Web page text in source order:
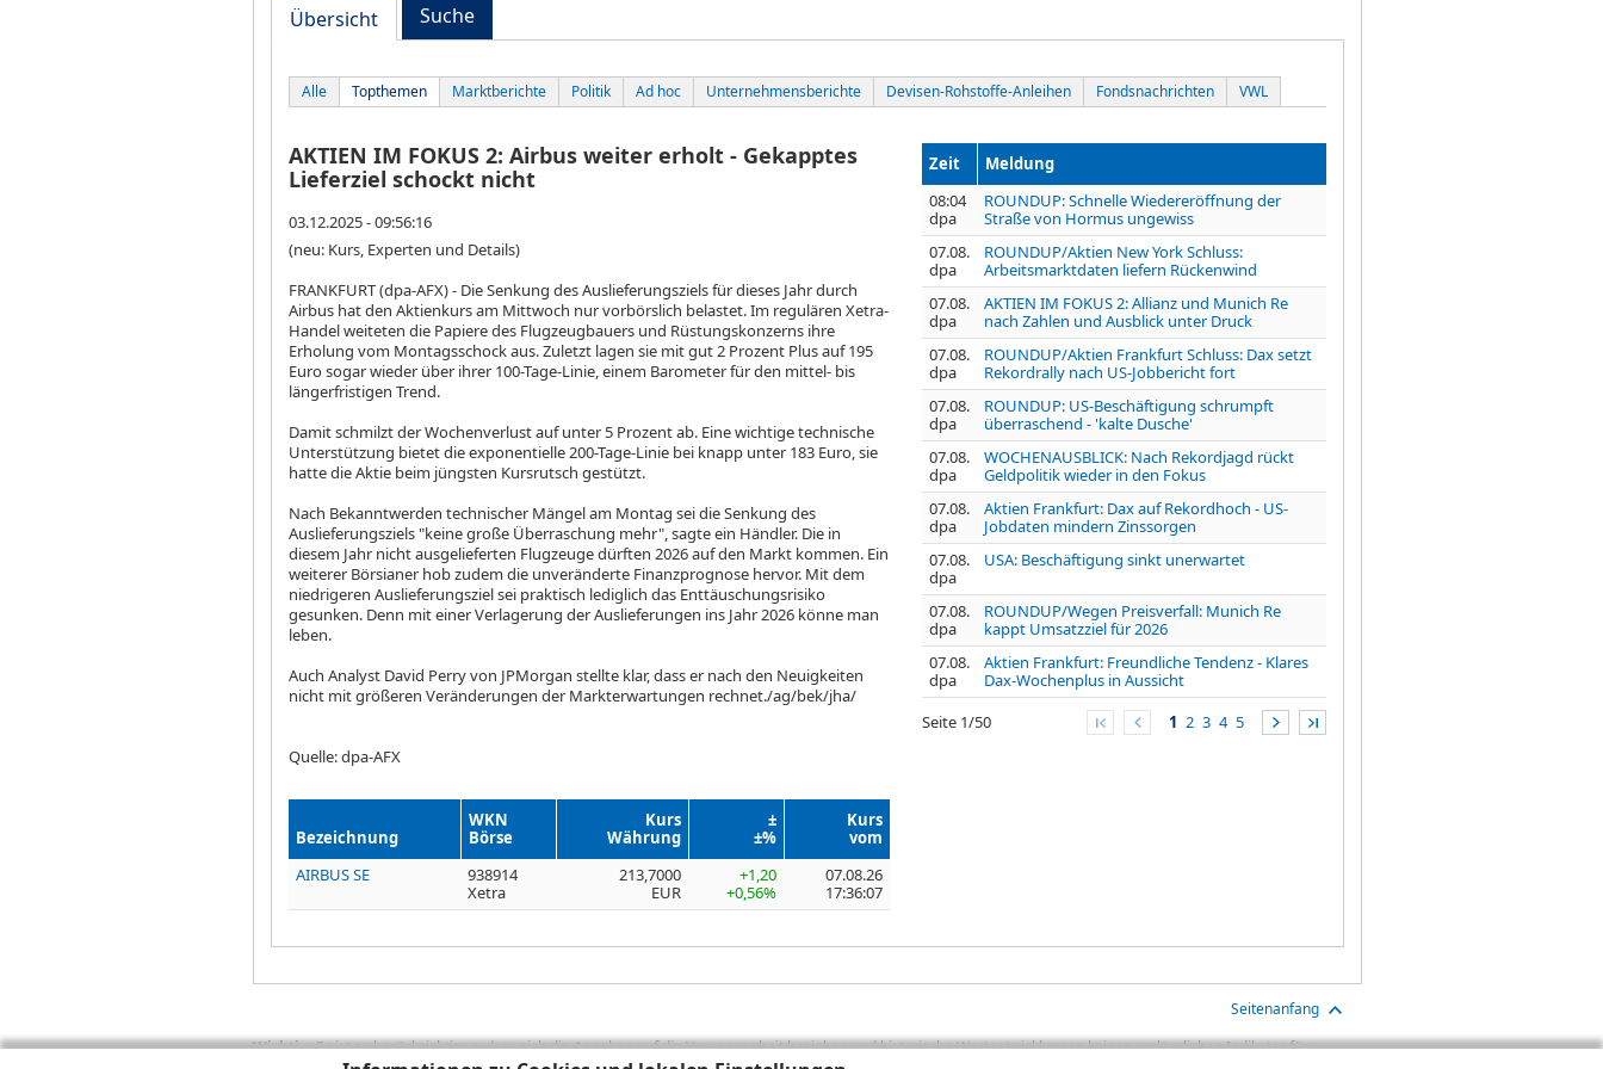
Übersicht Suche
Alle Topthemen Marktberichte Politik Ad hoc Unternehmensberichte Devisen-Rohstoffe-Anleihen Fondsnachrichten VWL
AKTIEN IM FOKUS 2: Airbus weiter erholt - Gekapptes
Lieferziel schockt nicht
03.12.2025 - 09:56:16
(neu: Kurs, Experten und Details)
FRANKFURT (dpa-AFX) - Die Senkung des Auslieferungsziels für dieses Jahr durch
Airbus hat den Aktienkurs am Mittwoch nur vorbörslich belastet. Im regulären Xetra-
Handel weiteten die Papiere des Flugzeugbauers und Rüstungskonzerns ihre
Erholung vom Montagsschock aus. Zuletzt lagen sie mit gut 2 Prozent Plus auf 195
Euro sogar wieder über ihrer 100-Tage-Linie, einem Barometer für den mittel- bis
längerfristigen Trend.
Damit schmilzt der Wochenverlust auf unter 5 Prozent ab. Eine wichtige technische
Unterstützung bietet die exponentielle 200-Tage-Linie bei knapp unter 183 Euro, sie
hatte die Aktie beim jüngsten Kursrutsch gestützt.
Nach Bekanntwerden technischer Mängel am Montag sei die Senkung des
Auslieferungsziels "keine große Überraschung mehr", sagte ein Händler. Die in
diesem Jahr nicht ausgelieferten Flugzeuge dürften 2026 auf den Markt kommen. Ein
weiterer Börsianer hob zudem die unveränderte Finanzprognose hervor. Mit dem
niedrigeren Auslieferungsziel sei praktisch lediglich das Enttäuschungsrisiko
gesunken. Denn mit einer Verlagerung der Auslieferungen ins Jahr 2026 könne man
leben.
Auch Analyst David Perry von JPMorgan stellte klar, dass er nach den Neuigkeiten
nicht mit größeren Veränderungen der Markterwartungen rechnet./ag/bek/jha/
Quelle: dpa-AFX
Bezeichnung
WKN
Börse
Kurs
Währung
±
±%
Kurs
vom
AIRBUS SE
938914
Xetra
213,7000
EUR
+1,20
+0,56%
07.08.26
17:36:07
Zeit
Meldung
08:04
dpa
ROUNDUP: Schnelle Wiedereröffnung der
Straße von Hormus ungewiss
07.08.
dpa
ROUNDUP/Aktien New York Schluss:
Arbeitsmarktdaten liefern Rückenwind
07.08.
dpa
AKTIEN IM FOKUS 2: Allianz und Munich Re
nach Zahlen und Ausblick unter Druck
07.08.
dpa
ROUNDUP/Aktien Frankfurt Schluss: Dax setzt
Rekordrally nach US-Jobbericht fort
07.08.
dpa
ROUNDUP: US-Beschäftigung schrumpft
überraschend - 'kalte Dusche'
07.08.
dpa
WOCHENAUSBLICK: Nach Rekordjagd rückt
Geldpolitik wieder in den Fokus
07.08.
dpa
Aktien Frankfurt: Dax auf Rekordhoch - US-
Jobdaten mindern Zinssorgen
07.08.
dpa
USA: Beschäftigung sinkt unerwartet
07.08.
dpa
ROUNDUP/Wegen Preisverfall: Munich Re
kappt Umsatzziel für 2026
07.08.
dpa
Aktien Frankfurt: Freundliche Tendenz - Klares
Dax-Wochenplus in Aussicht
Seite 1/50 1 2 3 4 5
Seitenanfang
Wichtig:Es ist zu berücksichtigen, dass sich die Angaben auf die Vergangenheit beziehen und historische Wertentwicklungen keinen verlässlichen Indikator für